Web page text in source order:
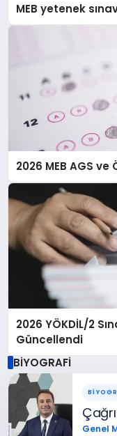
MEB yetenek
2026 MEB AGS
2026 YÖKDİL/2
Güncellendi
BİYOGRAFİ
Genel